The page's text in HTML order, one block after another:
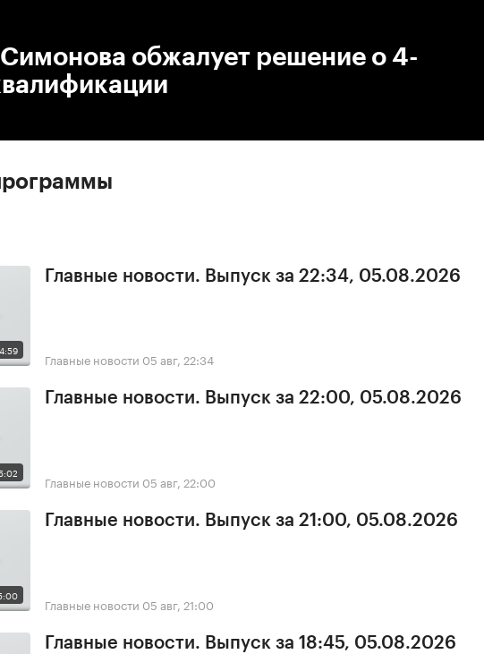
обжалует решение о 4-
4:59
Главные новости. Выпуск за 22:34, 05.08.2026
Главные новости 05 авг, 22:34
Главные новости. Выпуск за 22:00, 05.08.2026
Главные новости 05 авг, 22:00
Главные новости. Выпуск за 21:00, 05.08.2026
Главные новости 05 авг, 21:00
Главные новости. Выпуск за 18:45, 05.08.2026